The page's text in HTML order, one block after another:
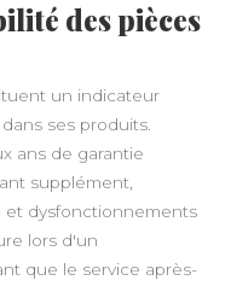
des pièces
un indicateur
ses produits.
ans de garantie
supplément,
et dysfonctionnements
lors d'un
que le service après-